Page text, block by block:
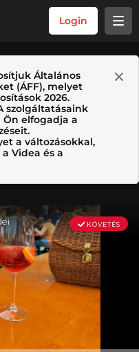
Login
Általános
(ÁFF), melyet
2026.
szolgáltatásaink
elfogadja a
a változásokkal,
Videa és a